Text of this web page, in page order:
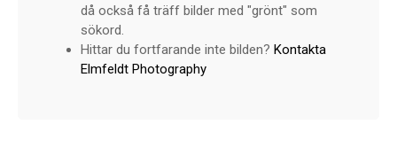
då också få träff bilder med "grönt" som
sökord.
Hittar du fortfarande inte bilden? Kontakta
Elmfeldt Photography